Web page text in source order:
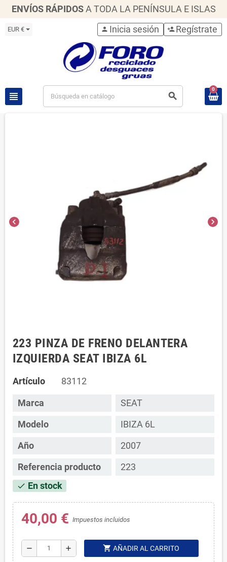
ENVÍOS RÁPIDOS A TODA LA PENÍNSULA E ISLAS
EUR €
view_headline search
person Inicia sesión person_add Regístrate
0
chevron_left chevron_right
223 PINZA DE FRENO DELANTERA
IZQUIERDA SEAT IBIZA 6L
Artículo 83112
Marca
SEAT
Modelo
IBIZA 6L
Año
2007
Referencia producto
223
check En stock
40,00 € Impuestos incluidos
remove add shopping_cart AÑADIR AL CARRITO